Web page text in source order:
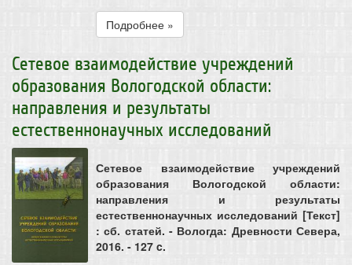
Подробнее »
Сетевое взаимодействие учреждений
образования Вологодской области:
направления и результаты
естественнонаучных исследований
Сетевое взаимодействие учреждений
образования Вологодской области:
направления и результаты
естественнонаучных исследований [Текст]
: сб. статей. - Вологда: Древности Севера,
2016. - 127 c.